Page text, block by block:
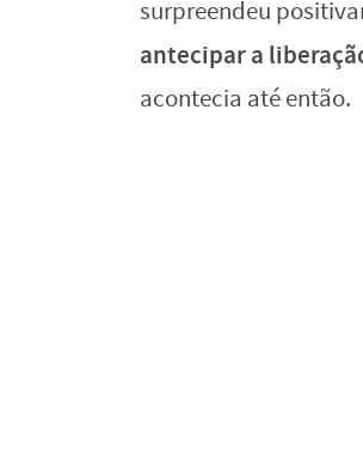
surpreendeu
antecipar a
acontecia até então.